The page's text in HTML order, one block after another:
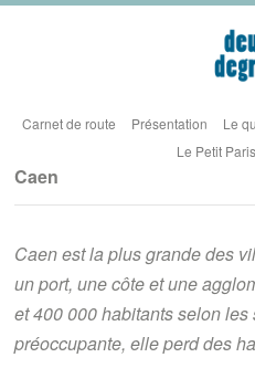
Carnet de route Présentation Le
Le Petit Paris
Caen
Caen est la plus grande des
un port, une côte et une
et 400 000 habitants selon
préoccupante, elle perd des